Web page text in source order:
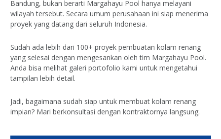
Bandung, bukan berarti Margahayu Pool hanya melayani
wilayah tersebut. Secara umum perusahaan ini siap menerima
proyek yang datang dari seluruh Indonesia.
Sudah ada lebih dari 100+ proyek pembuatan kolam renang
yang selesai dengan mengesankan oleh tim Margahayu Pool.
Anda bisa melihat galeri portofolio kami untuk mengetahui
tampilan lebih detail.
Jadi, bagaimana sudah siap untuk membuat kolam renang
impian? Mari berkonsultasi dengan kontraktornya langsung.